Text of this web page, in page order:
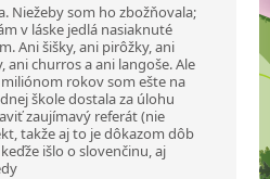
Niežeby som ho zbožňovala;
v láske jedlá nasiaknuté
Ani šišky, ani pirôžky, ani
ani churros a ani langoše. Ale
rokov som ešte na
škole dostala za úlohu
zaujímavý referát (nie
takže aj to je dôkazom dôb
išlo o slovenčinu, aj